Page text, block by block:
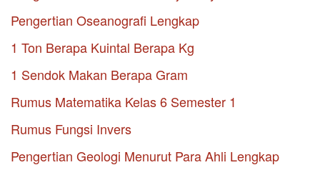
Pengertian Oseanografi Lengkap
1 Ton Berapa Kuintal Berapa Kg
1 Sendok Makan Berapa Gram
Rumus Matematika Kelas 6 Semester 1
Rumus Fungsi Invers
Pengertian Geologi Menurut Para Ahli Lengkap